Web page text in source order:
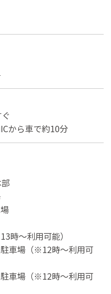
から車で約10分
時～利用可能）
車場（※12時～利用可
車場（※12時～利用可